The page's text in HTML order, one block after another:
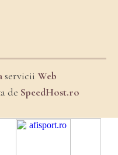
servicii Web
de SpeedHost.ro